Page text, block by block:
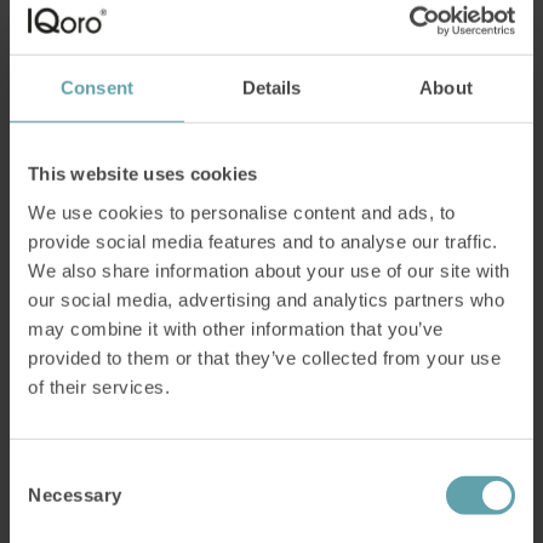
Consent Details About
This website uses cookies
We use cookies to personalise content and ads, to
provide social media features and to analyse our traffic.
We also share information about your use of our site with
our social media, advertising and analytics partners who
may combine it with other information that you’ve
provided to them or that they’ve collected from your use
of their services.
Selection
Necessary
träning verkade det vettigt att om försvagade
muskler kunde vara problemet måste det finnas
ett sätt att stärka dem.
bra förklaring till varför det skulle fungera och
jag var redan bekant med konceptet
neuromuskulär adaption från min träning.
Jag fick tillbaka mitt gamla liv
Om vi spolar fram två månader så har jag slutat
beskriva hur fantastiskt det känns att kunna gå